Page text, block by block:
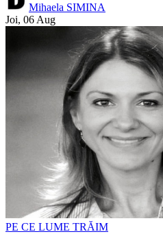
Mihaela SIMINA
Joi, 06 Aug
PE CE LUME TRĂIM